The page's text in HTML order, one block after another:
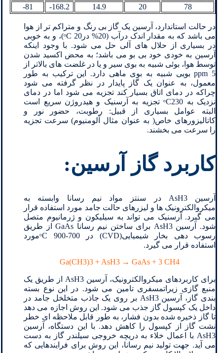
78
20
14.9
168.2-
81-
در حالت استاندارد، آرسین یک گاز بی رنگ و متراکم تر از هوا
می باشد که به مقدار اندک درآب (20% درᵒC 20)، و به خوبی
در بسیاری از حلال های آلی حل می شود. با وجود اینکه
آرسین به خودی خود بی بو می باشد؛ به محض اکسید شدن
توسط هوا، بوئی شبیه به بوی سیر و یا در غلضت های بالاتر از
ppm 5 بویی شبیه به بوی ماهی دارد. این ترکیب به طور
معمول، به عنوان یک گاز پایدار در نظر گرفته می شود
چراکه در دمای اتاق بسیار کند تجزیه می شود اما در دمای
نزدیک به ᵒC230 تجزیه به آرسنیک و هیدروژن سریع است
البته عوامل بسیاری از قبیل: رطوبت، حضور نور و
کاتالیزورهای خاص( به عنوان مثال آلومنیوم) سرعت تجزیه
را سرعت می بخشند.
کاربرد گاز آرسین:
آرسین AsH3 در سنتز مواد نیم رسانا وابسته به
میکروالکترونیک ها و لیزرهای حالت جامد مورد استفاده قرار
می گیرد. آرسنیک می تواند به سیلیکون و ژرمانیوم متصل
شود. آرسین AsH3 برای ساختن نیم رسانا GaAs از طریق
رسوب دهی بخار شیمیایی(CVD) در ᵒC 900-700مورد
استفاده قرار می گیرد.
Ga(CH3)3 + AsH3 → GaAs + 3 CH4
برای کاربردهای میکروالکترونیک، آرسین AsH3 از طریق یک
منبع گازی زیراتمسفری تامین می شود. در این نوع بسته
بندی گاز، آرسین AsH3 بر روی یک جاذب متخلخل جامد در
داخل یک کپسول گاز جذب می شود. این روش اجازه می دهد
تا گاز ذخیره شده بدون فشار، به طور قابل ملاحظه ای خطر
نشت گاز از کپسول را کاهش دهد. با این دستگاه، آرسین
AsH3 با اعمال خلاء به دریچه خروجی سیلندر گاز به دست
می آید. جهت تولید نیم رسانا، این روش برای فرایندهایی که